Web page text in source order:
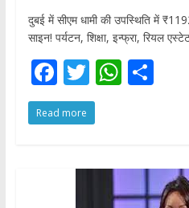
दुबई में सीएम धामी की उपस्थिति में
साइन! पर्यटन, शिक्षा, इन्फ्रा, रियल
F
ac
e
T
w
itt
W
A
p
S
Read more